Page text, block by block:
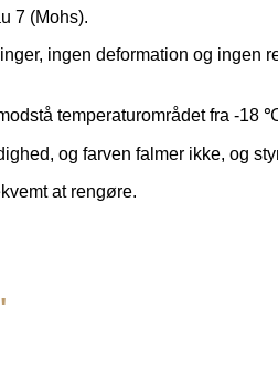
7 (Mohs).
ingen deformation og
temperaturområdet fra -18
og farven falmer ikke, og
at rengøre.